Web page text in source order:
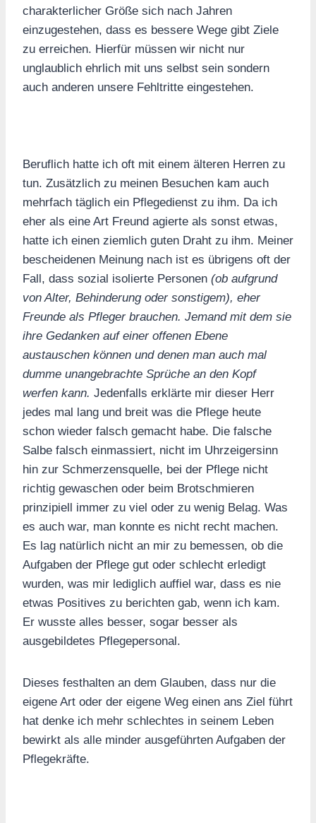
charakterlicher Größe sich nach Jahren
einzugestehen, dass es bessere Wege gibt Ziele
zu erreichen. Hierfür müssen wir nicht nur
unglaublich ehrlich mit uns selbst sein sondern
auch anderen unsere Fehltritte eingestehen.
Beruflich hatte ich oft mit einem älteren Herren zu
tun. Zusätzlich zu meinen Besuchen kam auch
mehrfach täglich ein Pflegedienst zu ihm. Da ich
eher als eine Art Freund agierte als sonst etwas,
hatte ich einen ziemlich guten Draht zu ihm. Meiner
bescheidenen Meinung nach ist es übrigens oft der
Fall, dass sozial isolierte Personen (ob aufgrund
von Alter, Behinderung oder sonstigem), eher
Freunde als Pfleger brauchen. Jemand mit dem sie
ihre Gedanken auf einer offenen Ebene
austauschen können und denen man auch mal
dumme unangebrachte Sprüche an den Kopf
werfen kann. Jedenfalls erklärte mir dieser Herr
jedes mal lang und breit was die Pflege heute
schon wieder falsch gemacht habe. Die falsche
Salbe falsch einmassiert, nicht im Uhrzeigersinn
hin zur Schmerzensquelle, bei der Pflege nicht
richtig gewaschen oder beim Brotschmieren
prinzipiell immer zu viel oder zu wenig Belag. Was
es auch war, man konnte es nicht recht machen.
Es lag natürlich nicht an mir zu bemessen, ob die
Aufgaben der Pflege gut oder schlecht erledigt
wurden, was mir lediglich auffiel war, dass es nie
etwas Positives zu berichten gab, wenn ich kam.
Er wusste alles besser, sogar besser als
ausgebildetes Pflegepersonal.
Dieses festhalten an dem Glauben, dass nur die
eigene Art oder der eigene Weg einen ans Ziel führt
hat denke ich mehr schlechtes in seinem Leben
bewirkt als alle minder ausgeführten Aufgaben der
Pflegekräfte.